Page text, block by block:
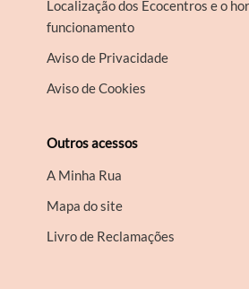
Localização dos Ecocentros e o
funcionamento
Aviso de Privacidade
Aviso de Cookies
Outros acessos
A Minha Rua
Mapa do site
Livro de Reclamações